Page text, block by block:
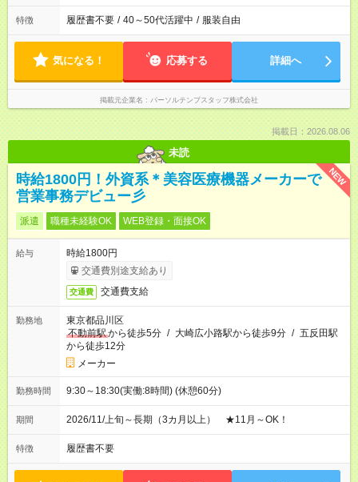
特徴 履歴書不要 / 40～50代活躍中 / 服装自由
気になる！ 応募する 詳細へ
掲載元企業名 パーソルテンプスタッフ株式会社
掲載日：2026.08.06
未読
NEW
時給1800円！外資系＊美容医療機器メーカーで
営業事務デビュー彡
派遣 職種未経験OK WEB登録・面接OK
給与
時給1800円
交通費別途支給あり
交通費 交通費支給
勤務地
東京都品川区
不動前駅から徒歩5分 / 大崎広小路駅から徒歩9分 / 五反田駅
から徒歩12分
メーカー
勤務時間 9:30～18:30(実働:8時間) (休憩60分)
期間 2026/11/上旬～長期（3カ月以上） ★11月～OK！
特徴 履歴書不要